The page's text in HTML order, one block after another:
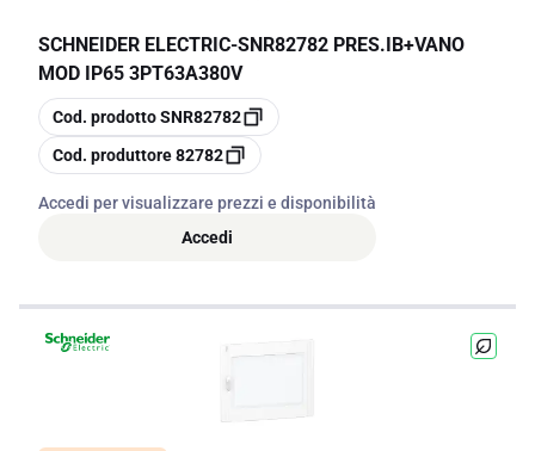
SCHNEIDER ELECTRIC-SNR82782 PRES.IB+VANO
MOD IP65 3PT63A380V
copia
Cod. prodottoSNR82782
copia
Cod. produttore82782
Accedi per visualizzare prezzi e disponibilità
Accedi